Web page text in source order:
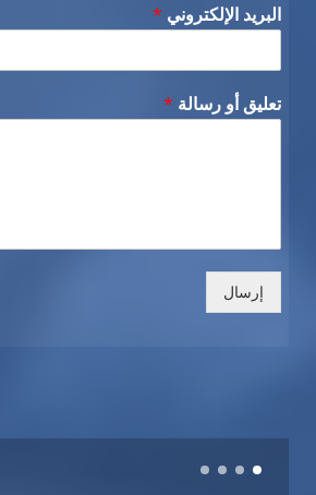
البريد الإلكتروني *
تعليق أو رسالة *
إرسال